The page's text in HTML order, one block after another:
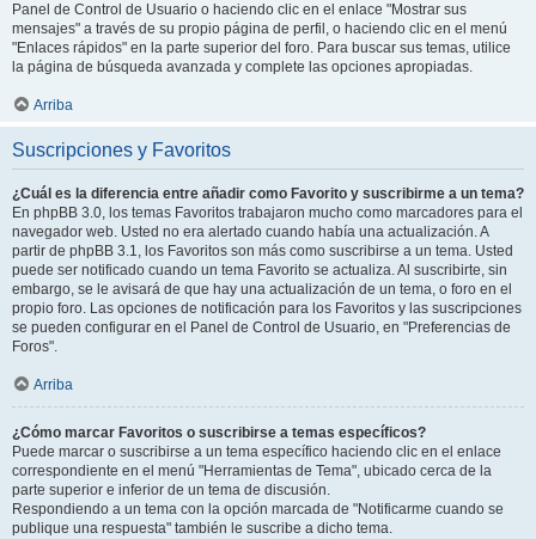
Panel de Control de Usuario o haciendo clic en el enlace "Mostrar sus
mensajes" a través de su propio página de perfil, o haciendo clic en el menú
"Enlaces rápidos" en la parte superior del foro. Para buscar sus temas, utilice
la página de búsqueda avanzada y complete las opciones apropiadas.
Arriba
Suscripciones y Favoritos
¿Cuál es la diferencia entre añadir como Favorito y suscribirme a un tema?
En phpBB 3.0, los temas Favoritos trabajaron mucho como marcadores para el
navegador web. Usted no era alertado cuando había una actualización. A
partir de phpBB 3.1, los Favoritos son más como suscribirse a un tema. Usted
puede ser notificado cuando un tema Favorito se actualiza. Al suscribirte, sin
embargo, se le avisará de que hay una actualización de un tema, o foro en el
propio foro. Las opciones de notificación para los Favoritos y las suscripciones
se pueden configurar en el Panel de Control de Usuario, en "Preferencias de
Foros".
Arriba
¿Cómo marcar Favoritos o suscribirse a temas específicos?
Puede marcar o suscribirse a un tema específico haciendo clic en el enlace
correspondiente en el menú "Herramientas de Tema", ubicado cerca de la
parte superior e inferior de un tema de discusión.
Respondiendo a un tema con la opción marcada de "Notificarme cuando se
publique una respuesta" también le suscribe a dicho tema.